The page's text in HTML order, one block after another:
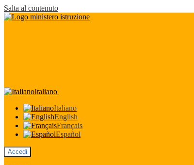
Salta al contenuto
Italiano
Italiano
English
Français
Español
Accedi